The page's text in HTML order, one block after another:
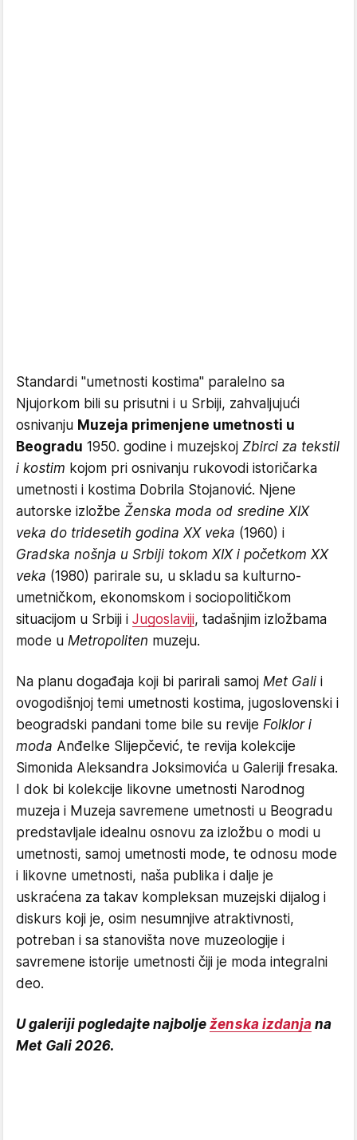
Standardi "umetnosti kostima" paralelno sa
Njujorkom bili su prisutni i u Srbiji, zahvaljujući
osnivanju Muzeja primenjene umetnosti u
Beogradu 1950. godine i muzejskoj Zbirci za tekstil
i kostim kojom pri osnivanju rukovodi istoričarka
umetnosti i kostima Dobrila Stojanović. Njene
autorske izložbe Ženska moda od sredine XIX
veka do tridesetih godina XX veka (1960) i
Gradska nošnja u Srbiji tokom XIX i početkom XX
veka (1980) parirale su, u skladu sa kulturno-
umetničkom, ekonomskom i sociopolitičkom
situacijom u Srbiji i Jugoslaviji, tadašnjim izložbama
mode u Metropoliten muzeju.
Na planu događaja koji bi parirali samoj Met Gali i
ovogodišnjoj temi umetnosti kostima, jugoslovenski i
beogradski pandani tome bile su revije Folklor i
moda Anđelke Slijepčević, te revija kolekcije
Simonida Aleksandra Joksimovića u Galeriji fresaka.
I dok bi kolekcije likovne umetnosti Narodnog
muzeja i Muzeja savremene umetnosti u Beogradu
predstavljale idealnu osnovu za izložbu o modi u
umetnosti, samoj umetnosti mode, te odnosu mode
i likovne umetnosti, naša publika i dalje je
uskraćena za takav kompleksan muzejski dijalog i
diskurs koji je, osim nesumnjive atraktivnosti,
potreban i sa stanovišta nove muzeologije i
savremene istorije umetnosti čiji je moda integralni
deo.
U galeriji pogledajte najbolje ženska izdanja na
Met Gali 2026.